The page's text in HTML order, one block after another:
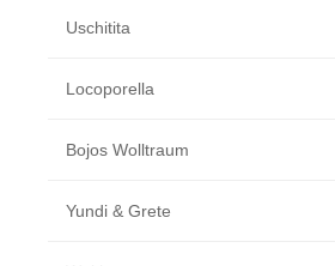
Uschitita
Locoporella
Bojos Wolltraum
Yundi & Grete